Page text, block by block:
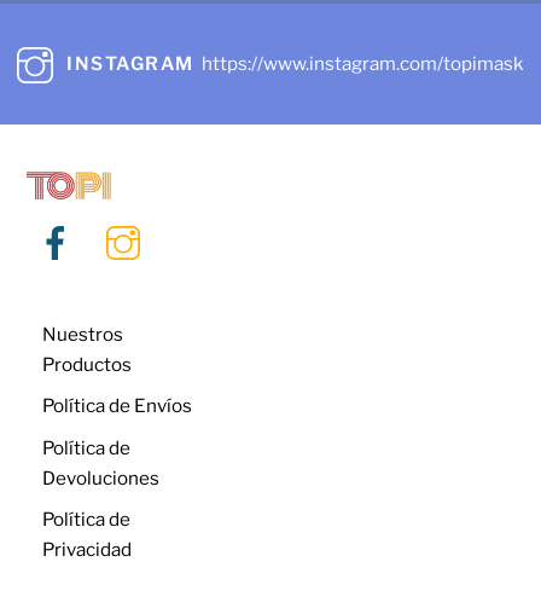
INSTAGRAM https://www.instagram.com/topimask
Nuestros
Productos
Política de Envíos
Política de
Devoluciones
Política de
Privacidad